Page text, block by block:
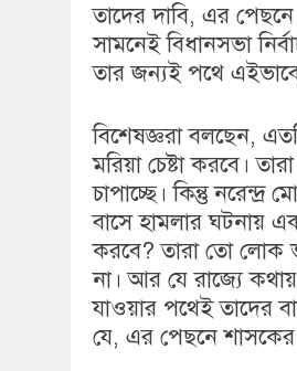
তাদের দাবি, এর
সামনেই বিধানসভা
তার জন্যই পথে
বিশেষজ্ঞরা বলছেন,
মরিয়া চেষ্টা করবে।
চাপাচ্ছে। কিন্তু
বাসে হামলার ঘটনায়
করবে? তারা তো লোক
না। আর যে রাজ্যে কথায়
যাওয়ার পথেই তাদের
যে, এর পেছনে শাসকের